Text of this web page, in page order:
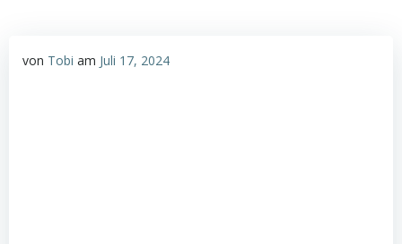
von Tobi am Juli 17, 2024